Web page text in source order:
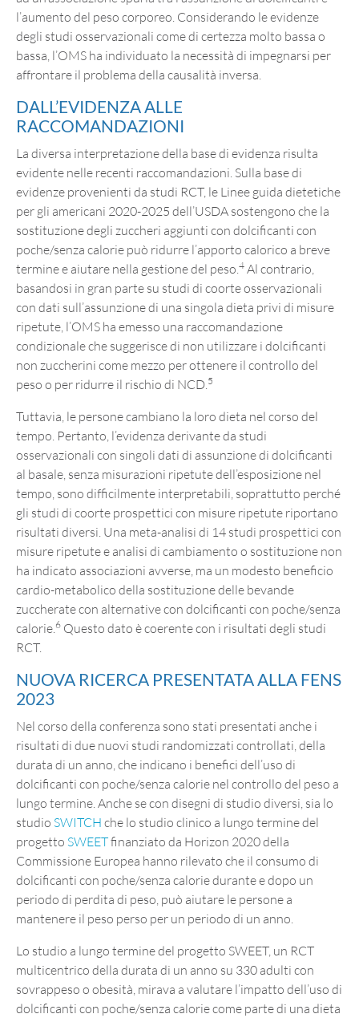
l’aumento del peso corporeo. Considerando le evidenze
degli studi osservazionali come di certezza molto bassa o
bassa, l’OMS ha individuato la necessità di impegnarsi per
affrontare il problema della causalità inversa.
DALL’EVIDENZA ALLE
RACCOMANDAZIONI
La diversa interpretazione della base di evidenza risulta
evidente nelle recenti raccomandazioni. Sulla base di
evidenze provenienti da studi RCT, le Linee guida dietetiche
per gli americani 2020-2025 dell’USDA sostengono che la
sostituzione degli zuccheri aggiunti con dolcificanti con
poche/senza calorie può ridurre l’apporto calorico a breve
termine e aiutare nella gestione del peso. 4 Al contrario,
basandosi in gran parte su studi di coorte osservazionali
con dati sull’assunzione di una singola dieta privi di misure
ripetute, l’OMS ha emesso una raccomandazione
condizionale che suggerisce di non utilizzare i dolcificanti
non zuccherini come mezzo per ottenere il controllo del
peso o per ridurre il rischio di NCD. 5
Tuttavia, le persone cambiano la loro dieta nel corso del
tempo. Pertanto, l’evidenza derivante da studi
osservazionali con singoli dati di assunzione di dolcificanti
al basale, senza misurazioni ripetute dell’esposizione nel
tempo, sono difficilmente interpretabili, soprattutto perché
gli studi di coorte prospettici con misure ripetute riportano
risultati diversi. Una meta-analisi di 14 studi prospettici con
misure ripetute e analisi di cambiamento o sostituzione non
ha indicato associazioni avverse, ma un modesto beneficio
cardio-metabolico della sostituzione delle bevande
zuccherate con alternative con dolcificanti con poche/senza
calorie. 6 Questo dato è coerente con i risultati degli studi
RCT.
NUOVA RICERCA PRESENTATA ALLA FENS
2023
Nel corso della conferenza sono stati presentati anche i
risultati di due nuovi studi randomizzati controllati, della
durata di un anno, che indicano i benefici dell’uso di
dolcificanti con poche/senza calorie nel controllo del peso a
lungo termine. Anche se con disegni di studio diversi, sia lo
studio SWITCH che lo studio clinico a lungo termine del
progetto SWEETfinanziato da Horizon 2020 della
Commissione Europea hanno rilevato che il consumo di
dolcificanti con poche/senza calorie durante e dopo un
periodo di perdita di peso, può aiutare le persone a
mantenere il peso perso per un periodo di un anno.
Lo studio a lungo termine del progetto SWEET, un RCT
multicentrico della durata di un anno su 330 adulti con
sovrappeso o obesità, mirava a valutare l’impatto dell’uso di
dolcificanti con poche/senza calorie come parte di una dieta